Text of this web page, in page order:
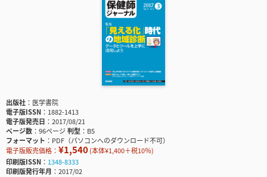
出版社
医学書院
電子版ISSN
1882-1413
電子版発売日
2017/08/21
ページ数
96ページ判型
B5
フォーマット
PDF（パソコンへのダウンロード不可）
電子版販売価格： ¥1,540(本体¥1,400＋税10％)
印刷版ISSN
1348-8333
印刷版発行年月
2017/02